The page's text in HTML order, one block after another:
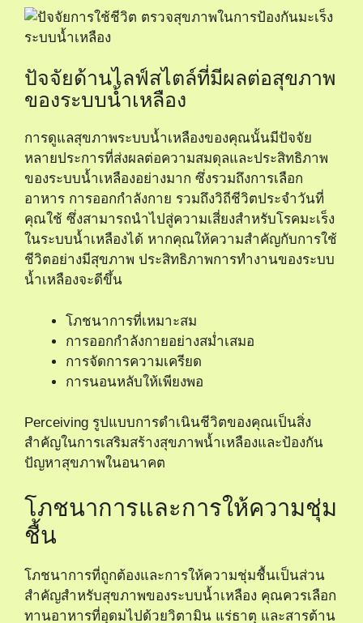
ปัจจัยด้านไลฟ์สไตล์ที่มีผลต่อสุขภาพ
ของระบบน้ำเหลือง
การดูแลสุขภาพระบบน้ำเหลืองของคุณนั้นมีปัจจัย
หลายประการที่ส่งผลต่อความสมดุลและประสิทธิภาพ
ของระบบน้ำเหลืองอย่างมาก ซึ่งรวมถึงการเลือก
อาหาร การออกกำลังกาย รวมถึงวิถีชีวิตประจำวันที่
คุณใช้ ซึ่งสามารถนำไปสู่ความเสี่ยงสำหรับโรคมะเร็ง
ในระบบน้ำเหลืองได้ หากคุณให้ความสำคัญกับการใช้
ชีวิตอย่างมีสุขภาพ ประสิทธิภาพการทำงานของระบบ
น้ำเหลืองจะดีขึ้น
โภชนาการที่เหมาะสม
การออกกำลังกายอย่างสม่ำเสมอ
การจัดการความเครียด
การนอนหลับให้เพียงพอ
Perceiving รูปแบบการดำเนินชีวิตของคุณเป็นสิ่ง
สำคัญในการเสริมสร้างสุขภาพน้ำเหลืองและป้องกัน
ปัญหาสุขภาพในอนาคต
โภชนาการและการให้ความชุ่ม
ชื้น
โภชนาการที่ถูกต้องและการให้ความชุ่มชื้นเป็นส่วน
สำคัญสำหรับสุขภาพของระบบน้ำเหลือง คุณควรเลือก
ทานอาหารที่อุดมไปด้วยวิตามิน แร่ธาตุ และสารต้าน